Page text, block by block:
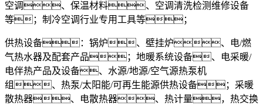
空调、保温材料、空调清洗检测维修设备
等；制冷空调行业专用工具等；
供热设备：锅炉、壁挂炉、电/燃
气热水器及配套产品；地暖系统设备、电采暖/
电伴热产品及设备、水源/地源/空气源热泵机
组、热泵/太阳能/可再生能源供热设备；采暖
散热器、电散热器、热计量，热交换